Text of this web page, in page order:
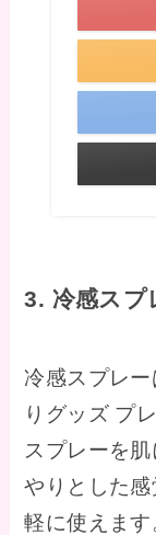
3. 冷感スプ
冷感スプレ
りグッズ プ
スプレーを
やりとした
軽に使えます